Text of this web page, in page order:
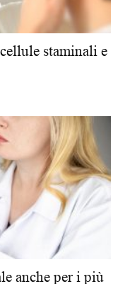
staminali e
anche per i più